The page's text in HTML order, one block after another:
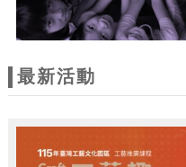
最新活動